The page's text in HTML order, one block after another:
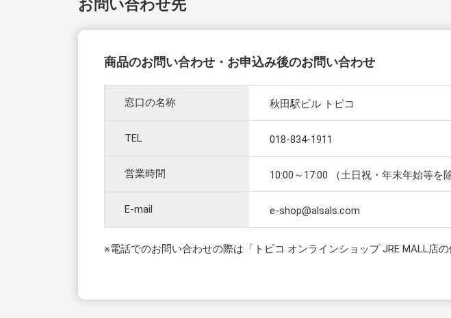
お問い合わせ先
商品のお問い合わせ・お申込み後のお問い合わせ
窓口の名称 秋田駅ビル トピコ
TEL 018-834-1911
営業時間 10:00～17:00 （土日祝・年末年始等を除
E-mail e-shop@alsals.com
※電話でのお問い合わせの際は「トピコ オンラインショップ JRE MALL店の